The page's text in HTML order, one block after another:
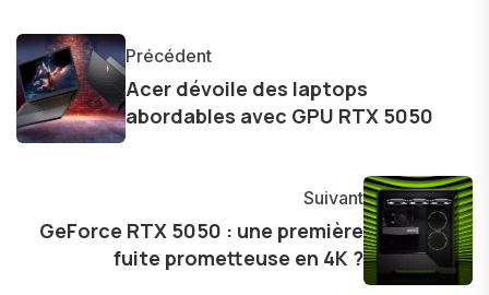
informations précises et pertinentes pour aider
les consommateurs à comprendre et à naviguer
dans le paysage technologique en constante
évolution.
Précédent
Acer dévoile des laptops
abordables avec GPU RTX 5050
Suivant
GeForce RTX 5050 : une première
fuite prometteuse en 4K ?